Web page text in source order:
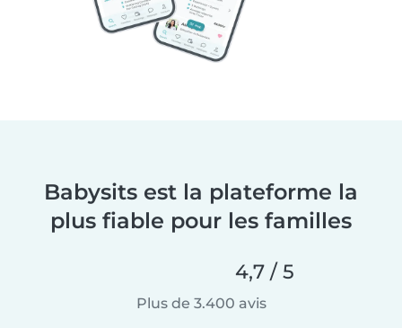
Babysits est la plateforme la
plus fiable pour les familles
4,7 / 5
Plus de 3.400 avis